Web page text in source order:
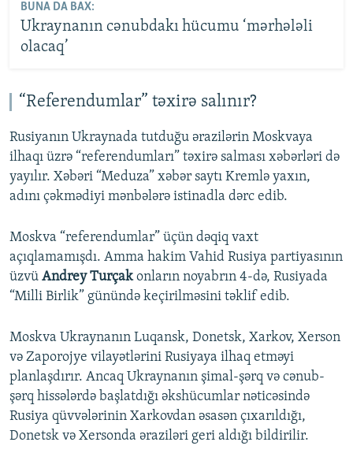
BUNA DA BAX:
Ukraynanın cənubdakı hücumu ‘mərhələli
olacaq’
“Referendumlar” təxirə salınır?
Rusiyanın Ukraynada tutduğu ərazilərin Moskvaya
ilhaqı üzrə “referendumları” təxirə salması xəbərləri də
yayılır. Xəbəri “Meduza” xəbər saytı Kremlə yaxın,
adını çəkmədiyi mənbələrə istinadla dərc edib.
Moskva “referendumlar” üçün dəqiq vaxt
açıqlamamışdı. Amma hakim Vahid Rusiya partiyasının
üzvü Andrey Turçakonların noyabrın 4-də, Rusiyada
“Milli Birlik” günündə keçirilməsini təklif edib.
Moskva Ukraynanın Luqansk, Donetsk, Xarkov, Xerson
və Zaporojye vilayətlərini Rusiyaya ilhaq etməyi
planlaşdırır. Ancaq Ukraynanın şimal-şərq və cənub-
şərq hissələrdə başlatdığı əkshücumlar nəticəsində
Rusiya qüvvələrinin Xarkovdan əsasən çıxarıldığı,
Donetsk və Xersonda əraziləri geri aldığı bildirilir.